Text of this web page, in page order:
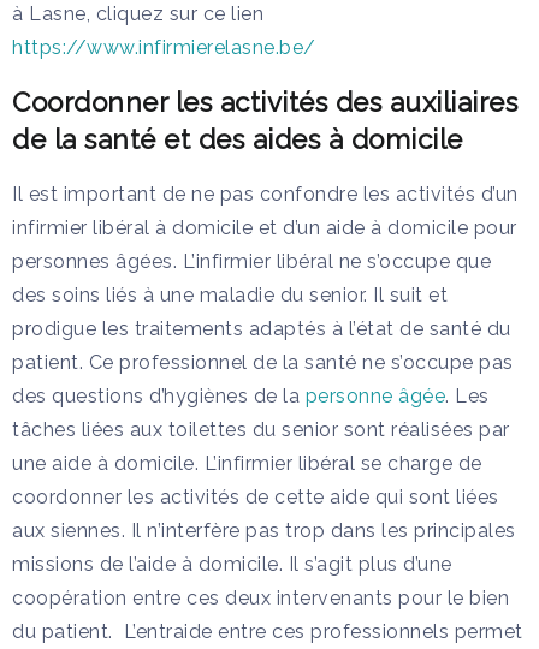
à Lasne, cliquez sur ce lien
https://www.infirmierelasne.be/
Coordonner les activités des auxiliaires
de la santé et des aides à domicile
Il est important de ne pas confondre les activités d’un
infirmier libéral à domicile et d’un aide à domicile pour
personnes âgées. L’infirmier libéral ne s’occupe que
des soins liés à une maladie du senior. Il suit et
prodigue les traitements adaptés à l’état de santé du
patient. Ce professionnel de la santé ne s’occupe pas
des questions d’hygiènes de la personne âgée. Les
tâches liées aux toilettes du senior sont réalisées par
une aide à domicile. L’infirmier libéral se charge de
coordonner les activités de cette aide qui sont liées
aux siennes. Il n’interfère pas trop dans les principales
missions de l’aide à domicile. Il s’agit plus d’une
coopération entre ces deux intervenants pour le bien
du patient. L’entraide entre ces professionnels permet